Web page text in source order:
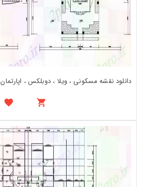
دانلود نقشه مسکونی ، ویلا ، دوبلکس ، اپارتمان 29×39 متر (کد33155)